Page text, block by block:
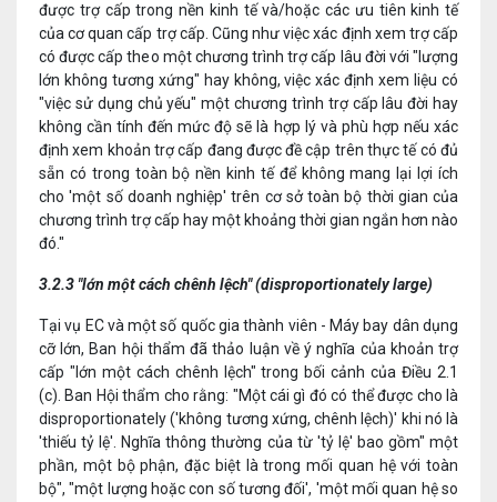
được trợ cấp trong nền kinh tế và/hoặc các ưu tiên kinh tế
của cơ quan cấp trợ cấp. Cũng như việc xác định xem trợ cấp
có được cấp theo một chương trình trợ cấp lâu đời với "lượng
lớn không tương xứng" hay không, việc xác định xem liệu có
"việc sử dụng chủ yếu" một chương trình trợ cấp lâu đời hay
không cần tính đến mức độ sẽ là hợp lý và phù hợp nếu xác
định xem khoản trợ cấp đang được đề cập trên thực tế có đủ
sẵn có trong toàn bộ nền kinh tế để không mang lại lợi ích
cho 'một số doanh nghiệp' trên cơ sở toàn bộ thời gian của
chương trình trợ cấp hay một khoảng thời gian ngắn hơn nào
đó."
3.2.3 "lớn một cách chênh lệch" (disproportionately large)
Tại vụ EC và một số quốc gia thành viên - Máy bay dân dụng
cỡ lớn, Ban hội thẩm đã thảo luận về ý nghĩa của khoản trợ
cấp "lớn một cách chênh lệch" trong bối cảnh của Điều 2.1
(c). Ban Hội thẩm cho rằng: "Một cái gì đó có thể được cho là
disproportionately ('không tương xứng, chênh lệch)' khi nó là
'thiếu tỷ lệ'. Nghĩa thông thường của từ 'tỷ lệ' bao gồm" một
phần, một bộ phận, đặc biệt là trong mối quan hệ với toàn
bộ", "một lượng hoặc con số tương đối', 'một mối quan hệ so